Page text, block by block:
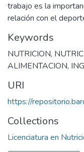
trabajo es la
relación con el
Keywords
NUTRICION,
ALIMENTACION,
URI
https://
Collections
Licenciatura en